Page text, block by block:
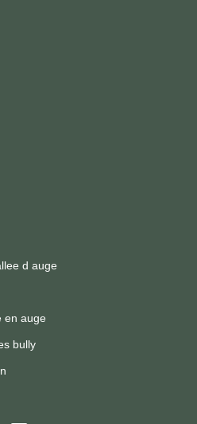
d auge
en auge
bully